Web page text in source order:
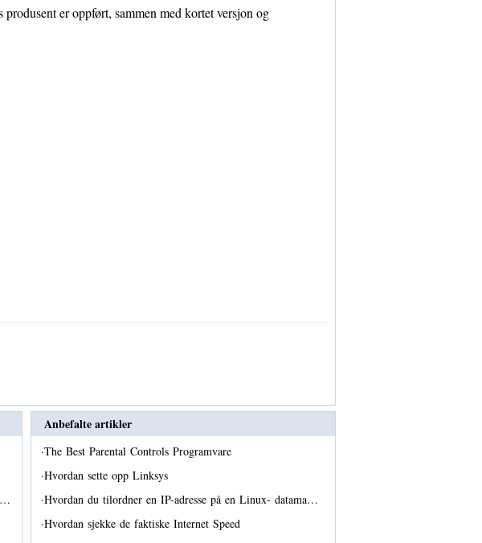
er oppført, sammen med kortet versjon og
…
Anbefalte artikler
·The Best Parental Controls Programvare
·Hvordan sette opp Linksys
·Hvordan du tilordner en IP-adresse på en Linux- datama…
·Hvordan sjekke de faktiske Internet Speed ​​